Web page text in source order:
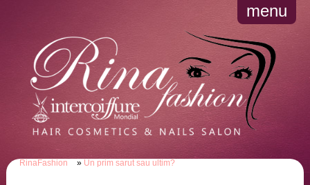
menu
RinaFashion Un prim sarut sau ultim?